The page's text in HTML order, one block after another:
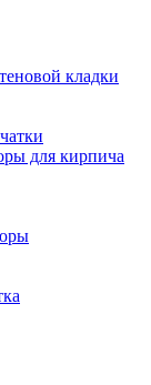
кладки
для кирпича